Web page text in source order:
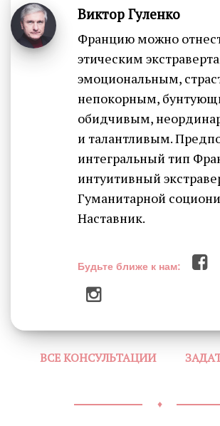
Виктор Гуленко
Францию можно
этическим
эмоциональным,
непокорным,
обидчивым,
и талантливым.
интегральный тип
интуитивный
Гуманитарной
Наставник.
Будьте ближе к нам:
ВСЕ КОНСУЛЬТАЦИИ
♦